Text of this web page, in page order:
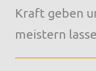
Kraft geben
meistern